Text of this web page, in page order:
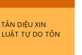
DIỆU XIN
TỰ DO TÔN